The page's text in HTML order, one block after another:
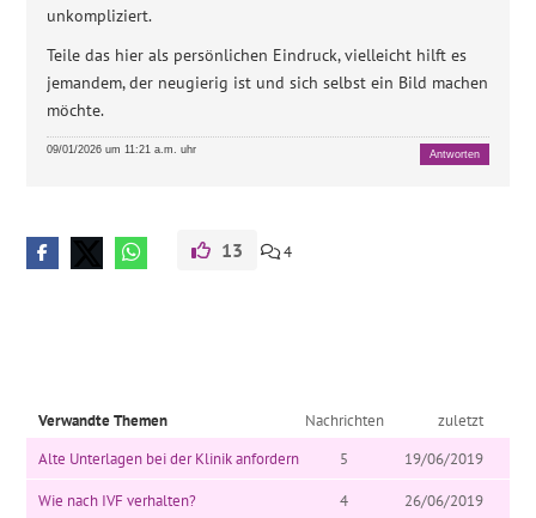
unkompliziert.
Teile das hier als persönlichen Eindruck, vielleicht hilft es
jemandem, der neugierig ist und sich selbst ein Bild machen
möchte.
09/01/2026 um 11:21 a.m. uhr Antworten
13 4
Verwandte Themen Nachrichten
zuletzt
Alte Unterlagen bei der Klinik anfordern
5 19/06/2019
Wie nach IVF verhalten? 4 26/06/2019